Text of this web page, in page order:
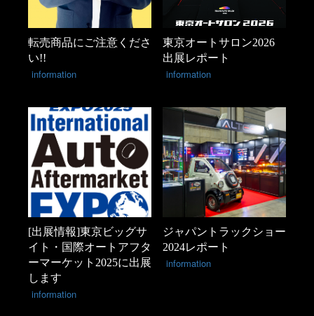
転売商品にご注意くださ
い!!
information
東京オートサロン2026
出展レポート
information
[出展情報]東京ビッグサ
イト・国際オートアフタ
ーマーケット2025に出展
します
information
ジャパントラックショー
2024レポート
information